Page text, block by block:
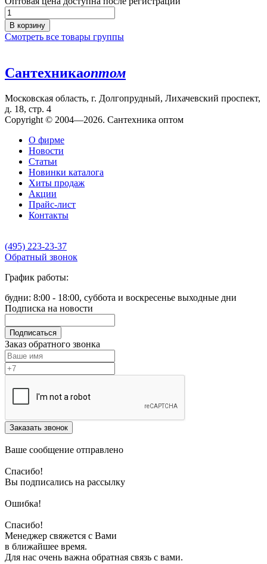
В корзину
Смотреть все товары группы
Сантехникаоптом
Московская область, г. Долгопрудный, Лихачевский проспект,
д. 18, стр. 4
Copyright © 2004—2026. Сантехника оптом
О фирме
Новости
Статьи
Новинки каталога
Хиты продаж
Акции
Прайс-лист
Контакты
(495) 223-23-37
Обратный звонок
График работы:
будни: 8:00 - 18:00, суббота и воскресенье выходные дни
Подписка на новости
Подписаться
Заказ обратного звонка
Заказать звонок
Ваше сообщение отправлено
Спасибо!
Вы подписались на рассылку
Ошибка!
Спасибо!
Менеджер свяжется с Вами
в ближайшее время.
Для нас очень важна обратная связь с вами.